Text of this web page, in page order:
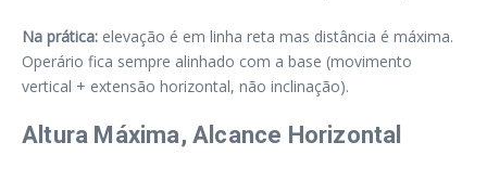
Na prática: elevação é em linha reta mas distância é máxima.
Operário fica sempre alinhado com a base (movimento
vertical + extensão horizontal, não inclinação).
Altura Máxima, Alcance Horizontal